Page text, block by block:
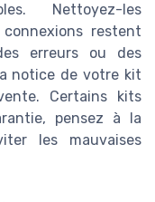
Nettoyez-les
restent
erreurs ou des
notice de votre kit
Certains kits
pensez à la
les mauvaises